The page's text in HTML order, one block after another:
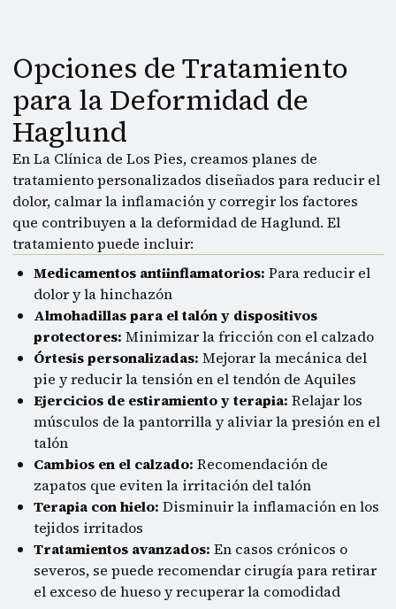
Opciones de Tratamiento
para la Deformidad de
Haglund
En La Clínica de Los Pies, creamos planes de
tratamiento personalizados diseñados para reducir el
dolor, calmar la inflamación y corregir los factores
que contribuyen a la deformidad de Haglund. El
tratamiento puede incluir:
Medicamentos antiinflamatorios: Para reducir el
dolor y la hinchazón
Almohadillas para el talón y dispositivos
protectores: Minimizar la fricción con el calzado
Órtesis personalizadas: Mejorar la mecánica del
pie y reducir la tensión en el tendón de Aquiles
Ejercicios de estiramiento y terapia: Relajar los
músculos de la pantorrilla y aliviar la presión en el
talón
Cambios en el calzado: Recomendación de
zapatos que eviten la irritación del talón
Terapia con hielo: Disminuir la inflamación en los
tejidos irritados
Tratamientos avanzados: En casos crónicos o
severos, se puede recomendar cirugía para retirar
el exceso de hueso y recuperar la comodidad